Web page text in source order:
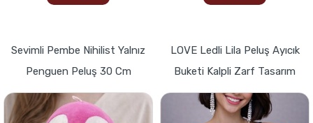
Sevimli Pembe Nihilist Yalnız
Penguen Peluş 30 Cm
LOVE Ledli Lila Peluş Ayıcık
Buketi Kalpli Zarf Tasarım